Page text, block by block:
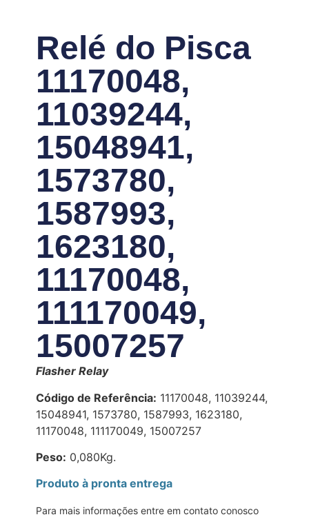
Relé do Pisca
11170048,
11039244,
15048941,
1573780,
1587993,
1623180,
11170048,
111170049,
15007257
Flasher Relay
Código de Referência: 11170048, 11039244,
15048941, 1573780, 1587993, 1623180,
11170048, 111170049, 15007257
Peso: 0,080Kg.
Produto à pronta entrega
Para mais informações entre em contato conosco